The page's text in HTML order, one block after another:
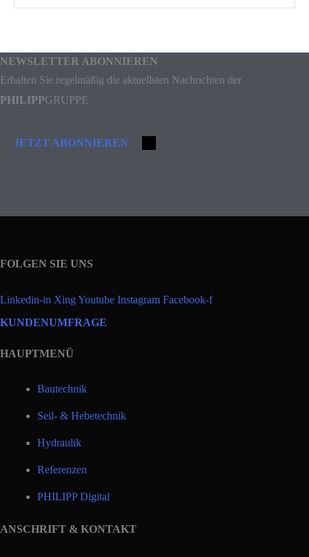
NEWSLETTER ABONNIEREN
Erhalten Sie regelmäßig die aktuellsten Nachrichten der
PHILIPPGRUPPE
JETZT ABONNIEREN
FOLGEN SIE UNS
Linkedin-in XingYoutube Instagram Facebook-f
KUNDENUMFRAGE
HAUPTMENÜ
Bautechnik
Seil- & Hebetechnik
Hydraulik
Referenzen
PHILIPP Digital
ANSCHRIFT & KONTAKT